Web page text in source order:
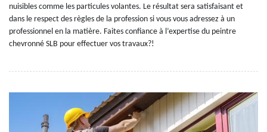
nuisibles comme les particules volantes. Le résultat sera satisfaisant et
dans le respect des règles de la profession si vous vous adressez à un
professionnel en la matière. Faites confiance à l’expertise du peintre
chevronné SLB pour effectuer vos travaux?!